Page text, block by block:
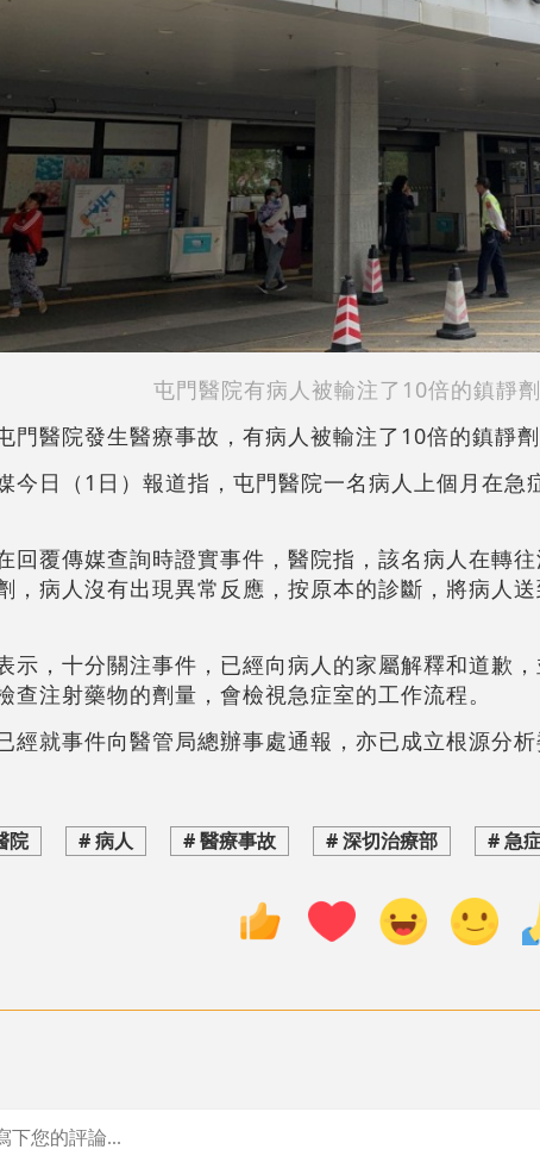
屯門醫院有病人被輸注了10倍的鎮靜
門醫院發生醫療事故，有病人被輸注了10倍的鎮靜劑
今日（1日）報道指，屯門醫院一名病人上個月在
回覆傳媒查詢時證實事件，醫院指，該名病人在轉
，病人沒有出現異常反應，按原本的診斷，將病人
示，十分關注事件，已經向病人的家屬解釋和道歉
查注射藥物的劑量，會檢視急症室的工作流程。
經就事件向醫管局總辦事處通報，亦已成立根源分
院 # 病人 # 醫療事故 # 深切治療部 # 急